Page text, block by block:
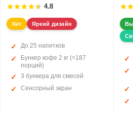
4.8
Хит Яркий дизайн
До 25 напитков
Бункер кофе 2 кг (≈187
порций)
3 бункера для смесей
Сенсорный экран